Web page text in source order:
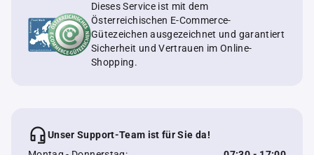
Dieses Service ist mit dem
Österreichischen E-Commerce-
Gütezeichen ausgezeichnet und garantiert
Sicherheit und Vertrauen im Online-
Shopping.
Unser Support-Team ist für Sie da!